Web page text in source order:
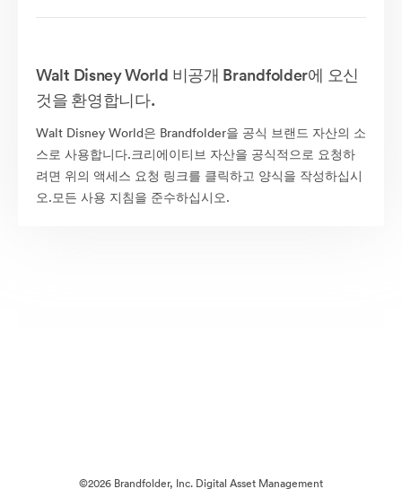
Walt Disney World 비공개 Brandfolder에 오신
것을 환영합니다.
Walt Disney World은 Brandfolder을 공식 브랜드 자산의 소
스로 사용합니다.크리에이티브 자산을 공식적으로 요청하
려면 위의 액세스 요청 링크를 클릭하고 양식을 작성하십시
오.모든 사용 지침을 준수하십시오.
©2026 Brandfolder, Inc. Digital Asset Management